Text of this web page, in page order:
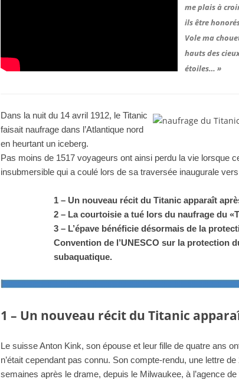
me plais à
ils être
Vole ma
hauts des
étoiles… »
Dans la nuit du 14 avril 1912, le Titanic
faisait naufrage dans l’Atlantique nord
en heurtant un iceberg.
Pas moins de 1517 voyageurs ont ainsi perdu la vie lorsque
insubmersible qui a coulé lors de sa traversée inaugurale
1 – Un nouveau récit du Titanic apparaît
2 – La courtoisie a tué lors du naufrage du
3 – L’épave bénéficie désormais de la
Convention de l’UNESCO sur la protection
subaquatique.
1 – Un nouveau récit du Titanic
Le suisse Anton Kink, son épouse et leur fille de quatre ans
n’était cependant pas connu. Son compte-rendu, une lettre
semaines après le drame, depuis le Milwaukee, à l’agence